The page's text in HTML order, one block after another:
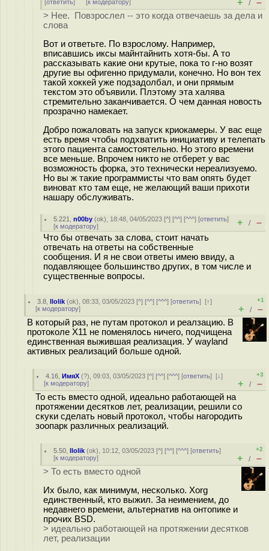
[ответить] [к модератору] + / –
> Нее. Повзрослел -- это когда отвечаешь за дела и
слова
Вот и ответьте. По взрослому. Например,
вписавшись иксы майнтайнить хотя-бы. А то
рассказывать какие они крутые, пока то г-но возят
другие вы офигенно придумали, конечно. Но вон тех
такой хоккей уже подзадолбал, и они прямым
текстом это объявили. Плэтому эта халява
стремительно заканчивается. О чем данная новость
прозрачно намекает.
Добро пожаловать на запуск криокамеры. У вас еще
есть время чтобы подхватить инициативу и телепать
этого пациента самостоятельно. Но этого времени
все меньше. Впрочем никто не отберет у вас
возможность форка, это технически нереализуемо.
Но вы ж такие программисты что вам опять будет
виноват кто там еще, не желающий ваши прихоти
нашару обслуживать.
5.221 ,n00by (ok), 18:48, 04/05/2023 [^] [^^] [^^^] [ответить]
[к модератору] + / –
Что бы отвечать за слова, стоит начать
отвечать на ответы на собственные
сообщения. И я не свои ответы имею ввиду, а
подавляющее большинство других, в том числе и
существенные вопросы.
3.8 ,llolik (ok), 08:33, 03/05/2023 [^] [^^] [^^^] [ответить][↑]
[к модератору]
+1
+ / –
В который раз, не путам протокол и реалзацию. В
протоколе X11 не поменялось ничего, подчищена
единственная выжившая реализация. У wayland
активных реализаций больше одной.
4.16 ,ИмяХ (?), 09:03, 03/05/2023 [^] [^^] [^^^] [ответить][↓]
[к модератору]
+3
+ / –
То есть вместо одной, идеально работающей на
протяжении десятков лет, реализации, решили со
скуки сделать новый протокол, чтобы нагородить
зоопарк различных реализаций.
5.50 ,llolik (ok), 10:12, 03/05/2023 [^] [^^] [^^^] [ответить]
[к модератору]
+2
+ / –
> То есть вместо одной
Их было, как минимум, несколько. Xorg
единственный, кто выжил. За неимением, до
недавнего времени, альтернатив на онтопике и
прочих BSD.
> идеально работающей на протяжении десятков
лет, реализации